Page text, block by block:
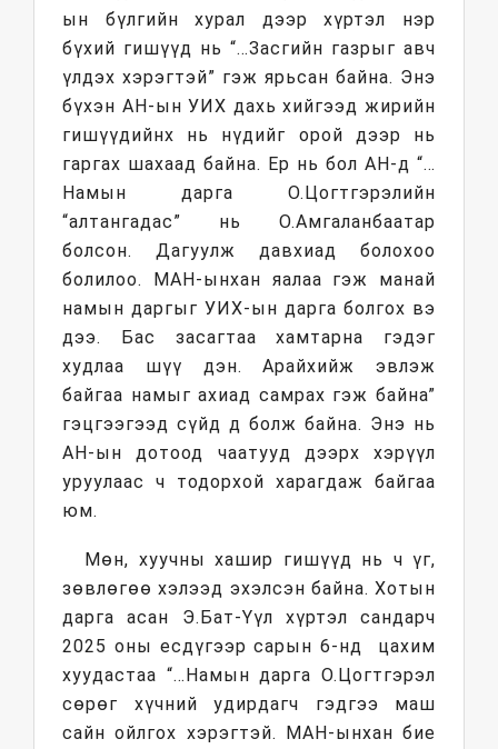
ын бүлгийн хурал дээр хүртэл нэр
бүхий гишүүд нь “…Засгийн газрыг авч
үлдэх хэрэгтэй” гэж ярьсан байна. Энэ
бүхэн АН-ын УИХ дахь хийгээд жирийн
гишүүдийнх нь нүдийг орой дээр нь
гаргах шахаад байна. Ер нь бол АН-д “…
Намын дарга О.Цогтгэрэлийн
“алтангадас” нь О.Амгаланбаатар
болсон. Дагуулж давхиад болохоо
болилоо. МАН-ынхан яалаа гэж манай
намын даргыг УИХ-ын дарга болгох вэ
дээ. Бас засагтаа хамтарна гэдэг
худлаа шүү дэн. Арайхийж эвлэж
байгаа намыг ахиад самрах гэж байна”
гэцгээгээд сүйд д болж байна. Энэ нь
АН-ын дотоод чаатууд дээрх хэрүүл
уруулаас ч тодорхой харагдаж байгаа
юм.
Мөн, хуучны хашир гишүүд нь ч үг,
зөвлөгөө хэлээд эхэлсэн байна. Хотын
дарга асан Э.Бат-Үүл хүртэл сандарч
2025 оны есдүгээр сарын 6-нд цахим
хуудастаа “…Намын дарга О.Цогтгэрэл
сөрөг хүчний удирдагч гэдгээ маш
сайн ойлгох хэрэгтэй. МАН-ынхан бие